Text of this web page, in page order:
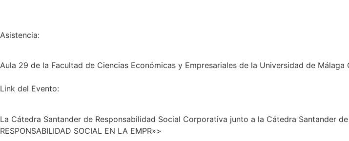
Asistencia:
Aula 29 de la Facultad de Ciencias Económicas y Empresariales de la Universidad de
Link del Evento:
La Cátedra Santander de Responsabilidad Social Corporativa junto a la Cátedra Santander
RESPONSABILIDAD SOCIAL EN LA EMPR»>